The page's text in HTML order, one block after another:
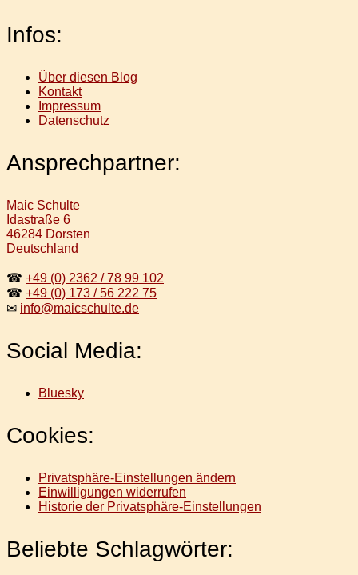
Infos:
Über diesen Blog
Kontakt
Impressum
Datenschutz
Ansprechpartner:
Maic Schulte
Idastraße 6
46284 Dorsten
Deutschland
☎ +49 (0) 2362 / 78 99 102
☎ +49 (0) 173 / 56 222 75
✉ info@maicschulte.de
Social Media:
Bluesky
Cookies:
Privatsphäre-Einstellungen ändern
Einwilligungen widerrufen
Historie der Privatsphäre-Einstellungen
Beliebte Schlagwörter: